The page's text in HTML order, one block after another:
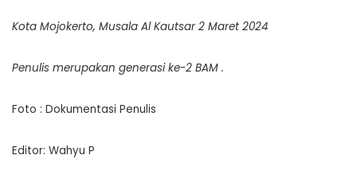
Kota Mojokerto, Musala Al Kautsar 2 Maret 2024
Penulis merupakan generasi ke-2 BAM .
Foto : Dokumentasi Penulis
Editor: Wahyu P